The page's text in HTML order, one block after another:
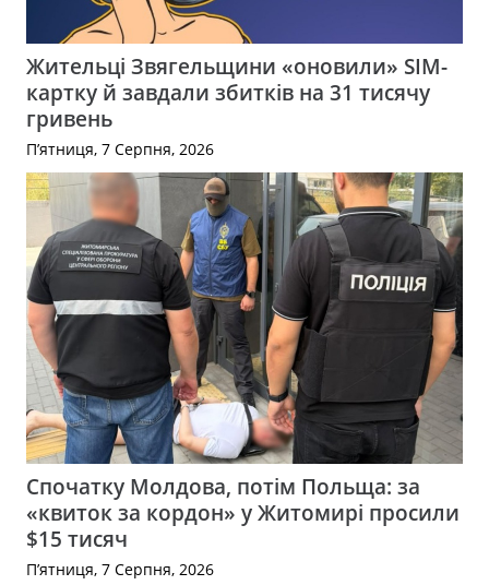
Жительці Звягельщини «оновили» SIM-
картку й завдали збитків на 31 тисячу
гривень
П’ятниця, 7 Серпня, 2026
Спочатку Молдова, потім Польща: за
«квиток за кордон» у Житомирі просили
$15 тисяч
П’ятниця, 7 Серпня, 2026